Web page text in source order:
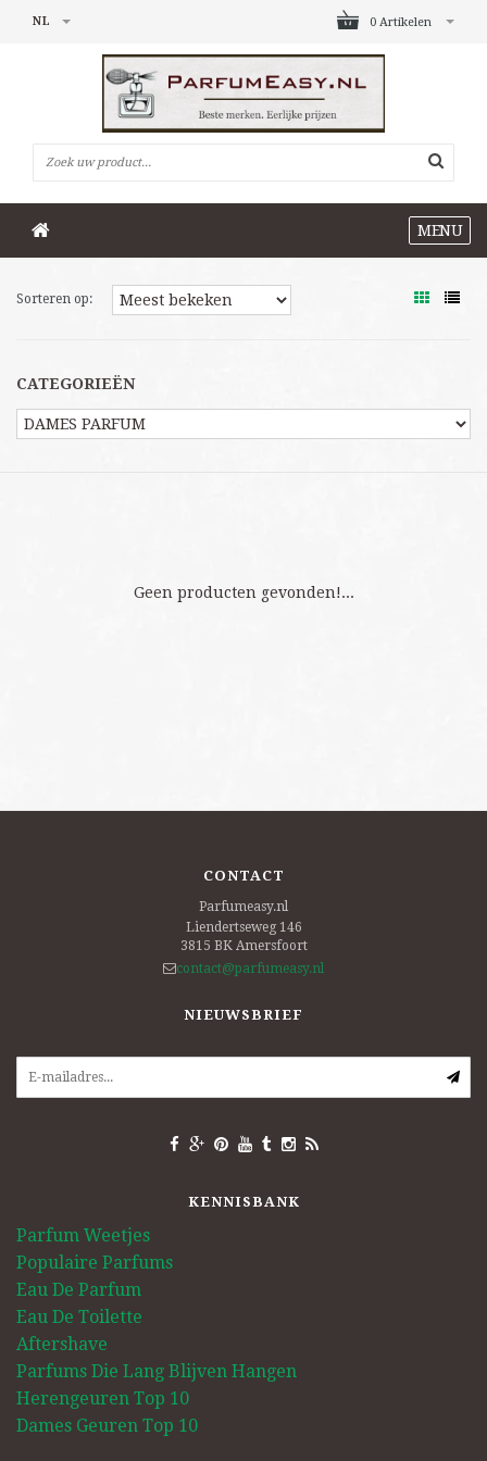
0 Artikelen
NL
MENU
Sorteren op:
CATEGORIEËN
Geen producten gevonden!...
CONTACT
Parfumeasy.nl
Liendertseweg 146
3815 BK Amersfoort
contact@parfumeasy.nl
NIEUWSBRIEF
KENNISBANK
Parfum Weetjes
Populaire Parfums
Eau De Parfum
Eau De Toilette
Aftershave
Parfums Die Lang Blijven Hangen
Herengeuren Top 10
Dames Geuren Top 10